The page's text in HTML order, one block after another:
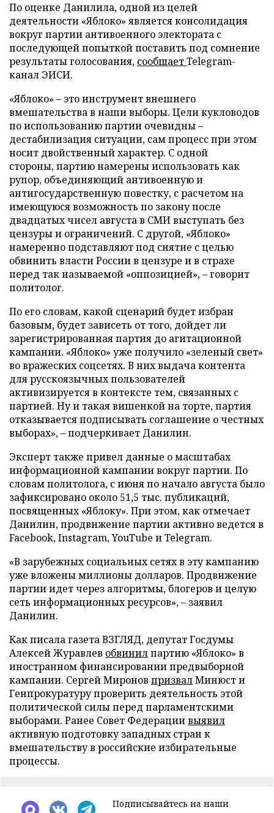
По оценке Данилила, одной из целей
деятельности «Яблоко» является консолидация
вокруг партии антивоенного электората с
последующей попыткой поставить под сомнение
результаты голосования, сообщаетTelegram-
канал ЭИСИ.
«Яблоко» – это инструмент внешнего
вмешательства в наши выборы. Цели кукловодов
по использованию партии очевидны –
дестабилизация ситуации, сам процесс при этом
носит двойственный характер. С одной
стороны, партию намерены использовать как
рупор, объединяющий антивоенную и
антигосударственную повестку, с расчетом на
имеющуюся возможность по закону после
двадцатых чисел августа в СМИ выступать без
цензуры и ограничений. С другой, «Яблоко»
намеренно подставляют под снятие с целью
обвинить власти России в цензуре и в страхе
перед так называемой «оппозицией», – говорит
политолог.
По его словам, какой сценарий будет избран
базовым, будет зависеть от того, дойдет ли
зарегистрированная партия до агитационной
кампании. «Яблоко» уже получило «зеленый свет»
во вражеских соцсетях. В них выдача контента
для русскоязычных пользователей
активизируется в контексте тем, связанных с
партией. Ну и такая вишенкой на торте, партия
отказывается подписывать соглашение о честных
выборах», – подчеркивает Данилин.
Эксперт также привел данные о масштабах
информационной кампании вокруг партии. По
словам политолога, с июня по начало августа было
зафиксировано около 51,5 тыс. публикаций,
посвященных «Яблоку». При этом, как отмечает
Данилин, продвижение партии активно ведется в
Facebook, Instagram, YouTube и Telegram.
«В зарубежных социальных сетях в эту кампанию
уже вложены миллионы долларов. Продвижение
партии идет через алгоритмы, блогеров и целую
сеть информационных ресурсов», – заявил
Данилин.
Как писала газета ВЗГЛЯД, депутат Госдумы
Алексей Журавлев обвинилпартию «Яблоко» в
иностранном финансировании предвыборной
кампании. Сергей Миронов призвалМинюст и
Генпрокуратуру проверить деятельность этой
политической силы перед парламентскими
выборами. Ранее Совет Федерациивыявил
активную подготовку западных стран к
вмешательству в российские избирательные
процессы.
Подписывайтесь на наши